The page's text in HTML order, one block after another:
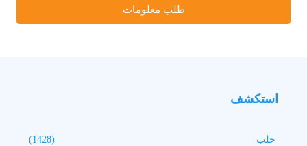
طلب معلومات
استكشف
حلب (1428)